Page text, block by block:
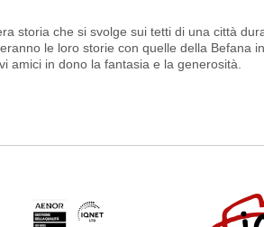
storia che si svolge sui tetti di una città
le loro storie con quelle della Befana
amici in dono la fantasia e la generosità.